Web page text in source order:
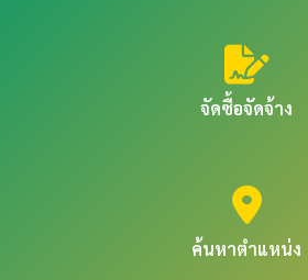
จัดซื้อจัดจ้าง
ค้นหาตำแหน่ง